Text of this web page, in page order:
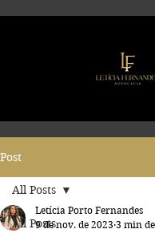
Post
All Posts
All Posts
Letícia Porto Fernandes
9 de nov. de 2023 3 min